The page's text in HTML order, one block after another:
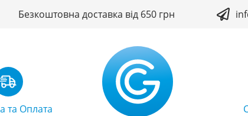
Безкоштовна доставка від 650 грн
та Оплата